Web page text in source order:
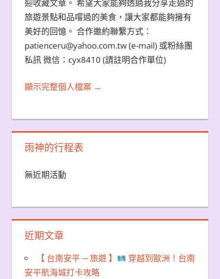
迎收藏文章。 希望大家能夠透過我分享走過的
旅遊景點和品嚐過的美食，讓大家都能夠擁有
美好的回憶。 合作邀約聯繫方式：
patienceru@yahoo.com.tw (e-mail) 或粉絲團
私訊 微信：cyx8410 (請註明合作單位)
顯示完整個人檔案 →
雨神的行程表
無近期活動
近期文章
【 台南安平 ─ 旅遊 】
穿越到歐洲！台南
安平航海城打卡攻略